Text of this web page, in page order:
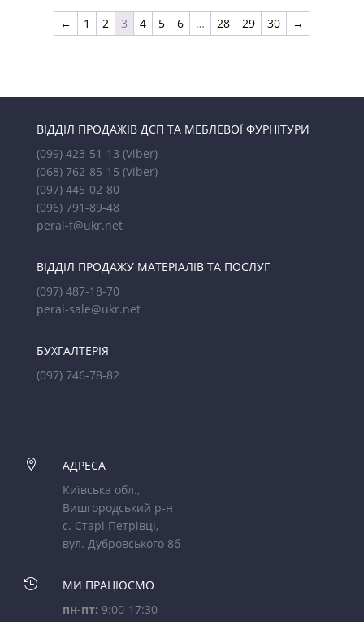
← 1 2 3 4 5 6 … 28 29 30 →
ВІДДІЛ ПРОДАЖІВ ДСП ТА МЕБЛЕВОЇ ФУРНІТУРИ
(099) 423-51-13 (Viber)
(068) 762-85-15 (Viber)
(097) 445-02-80
(096) 791-89-48
peral-f@ukr.net
ВІДДІЛ ПРОДАЖУ МАТЕРІАЛІВ ТА ПОСЛУГ
(097) 487-18-70
peral-sale@ukr.net
БУХГАЛТЕРІЯ
(097) 746-78-82

АДРЕСА
Київська обл.,
Вишгородський р-н
с. Старі Петрівці,
вул. Дубровського 8б

МИ ПРАЦЮЄМО
пн-пт: 9:00-17:30